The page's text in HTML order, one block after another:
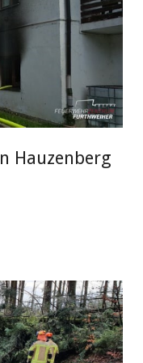
Hauzenberg